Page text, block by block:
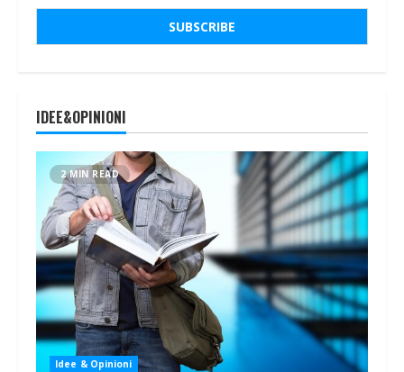
IDEE&OPINIONI
2 MIN READ
Idee & Opinioni